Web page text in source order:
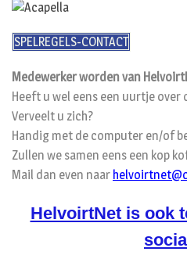
SPELREGELS-CONTACT
Medewerker worden van
Heeft u wel eens een uurtje over
Verveelt u zich?
Handig met de computer en/of
Zullen we samen eens een kop
Mail dan even naar
HelvoirtNet is ook